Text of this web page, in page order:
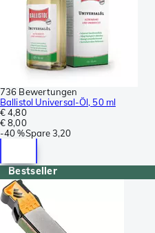
736 Bewertungen
Ballistol Universal-Öl, 50 ml
€ 4,80
€ 8,00
-40 %Spare3,20
Bestseller